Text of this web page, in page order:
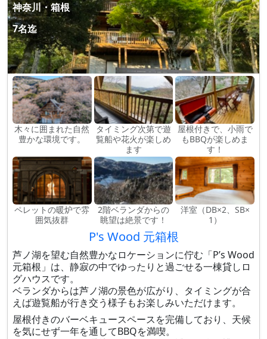
神奈川・箱根
7名迄
木々に囲まれた自然
豊かな環境です。
タイミング次第で遊
覧船や花火が楽しめ
ます
屋根付きで、小雨で
もBBQが楽しめま
す！
ペレットの暖炉で雰
囲気抜群
2階ベランダからの
眺望は絶景です！
洋室（DB×2、SB×
1）
P's Wood 元箱根
芦ノ湖を望む自然豊かなロケーションに佇む「P’s Wood
元箱根」は、静寂の中でゆったりと過ごせる一棟貸しロ
グハウスです。
ベランダからは芦ノ湖の景色が広がり、タイミングが合
えば遊覧船が行き交う様子もお楽しみいただけます。
屋根付きのバーベキュースペースを完備しており、天候
を気にせず一年を通してBBQを満喫。